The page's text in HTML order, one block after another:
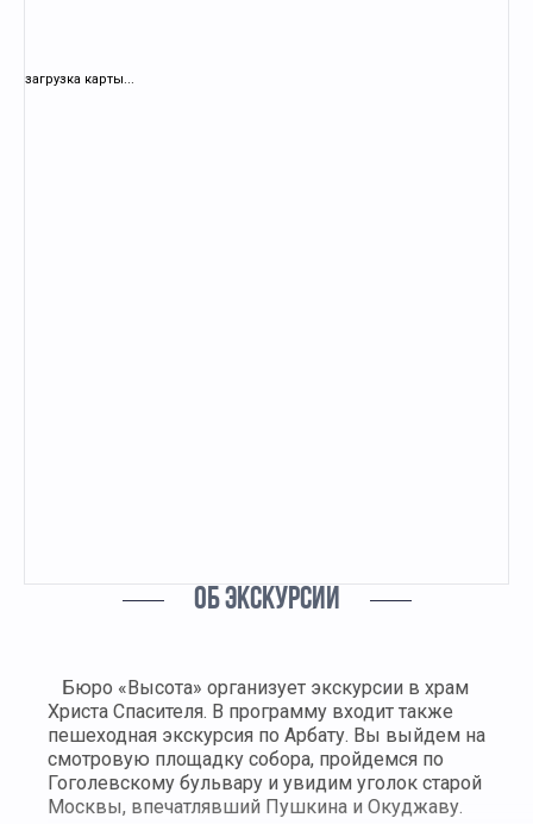
загрузка карты...
ОБ ЭКСКУРСИИ
Бюро «Высота» организует экскурсии в храм
Христа Спасителя. В программу входит также
пешеходная экскурсия по Арбату. Вы выйдем на
смотровую площадку собора, пройдемся по
Гоголевскому бульвару и увидим уголок старой
Москвы, впечатлявший Пушкина и Окуджаву.